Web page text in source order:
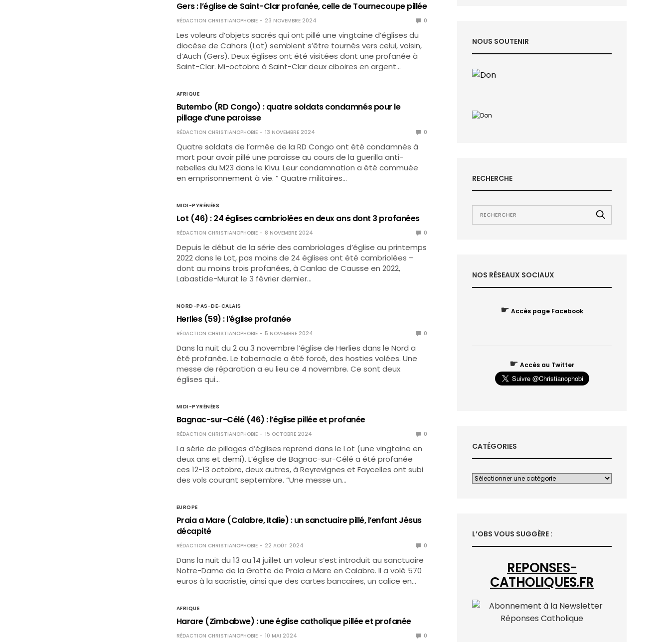
Gers : l’église de Saint-Clar profanée, celle de Tournecoupe pillée
RÉDACTION CHRISTIANOPHOBIE 23 NOVEMBRE 2024 0
Les voleurs d’objets sacrés qui ont pillé une vingtaine d’églises du
diocèse de Cahors (Lot) semblent s’être tournés vers celui, voisin,
d’Auch (Gers). Deux églises ont été visitées dont une profanée à
Saint-Clar. Mi-octobre à Saint-Clar deux ciboires en argent…
AFRIQUE
Butembo (RD Congo) : quatre soldats condamnés pour le
pillage d’une paroisse
RÉDACTION CHRISTIANOPHOBIE 13 NOVEMBRE 2024 0
Quatre soldats de l’armée de la RD Congo ont été condamnés à
mort pour avoir pillé une paroisse au cours de la guerilla anti-
rebelles du M23 dans le Kivu. Leur condamnation a été commuée
en emprisonnement à vie. ” Quatre militaires…
MIDI-PYRÉNÉES
Lot (46) : 24 églises cambriolées en deux ans dont 3 profanées
RÉDACTION CHRISTIANOPHOBIE 8 NOVEMBRE 2024 0
Depuis le début de la série des cambriolages d’église au printemps
2022 dans le Lot, pas moins de 24 églises ont été cambriolées –
dont au moins trois profanées, à Canlac de Causse en 2022,
Labastide-Murat le 3 février dernier…
NORD-PAS-DE-CALAIS
Herlies (59) : l’église profanée
RÉDACTION CHRISTIANOPHOBIE 5 NOVEMBRE 2024 0
Dans la nuit du 2 au 3 novembre l’église de Herlies dans le Nord a
été profanée. Le tabernacle a été forcé, des hosties volées. Une
messe de réparation a eu lieu ce 4 novembre. Ce sont deux
églises qui…
MIDI-PYRÉNÉES
Bagnac-sur-Célé (46) : l’église pillée et profanée
RÉDACTION CHRISTIANOPHOBIE 15 OCTOBRE 2024 0
La série de pillages d’églises reprend dans le Lot (une vingtaine en
deux ans et demi). L’église de Bagnac-sur-Célé a été profanée
ces 12-13 octobre, deux autres, à Reyrevignes et Faycelles ont subi
des vols courant septembre. “Une messe un…
EUROPE
Praia a Mare (Calabre, Italie) : un sanctuaire pillé, l’enfant Jésus
décapité
RÉDACTION CHRISTIANOPHOBIE 22 AOÛT 2024 0
Dans la nuit du 13 au 14 juillet un voleur s’est introduit au sanctuaire
Notre-Dame de la Grotte de Praia a Mare en Calabre. Il a volé 570
euros à la sacristie, ainsi que des cartes bancaires, un calice en…
AFRIQUE
Harare (Zimbabwe) : une église catholique pillée et profanée
RÉDACTION CHRISTIANOPHOBIE 10 MAI 2024 0
NOUS SOUTENIR
RECHERCHE
NOS RÉSEAUX SOCIAUX
☛ Accès page Facebook
☛ Accès au Twitter
CATÉGORIES
L’OBS VOUS SUGGÈRE :
REPONSES-
CATHOLIQUES.FR